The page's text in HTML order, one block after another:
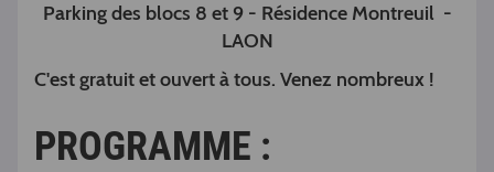
Parking des blocs 8 et 9 - Résidence Montreuil -
LAON
C'est gratuit et ouvert à tous. Venez nombreux !
PROGRAMME :